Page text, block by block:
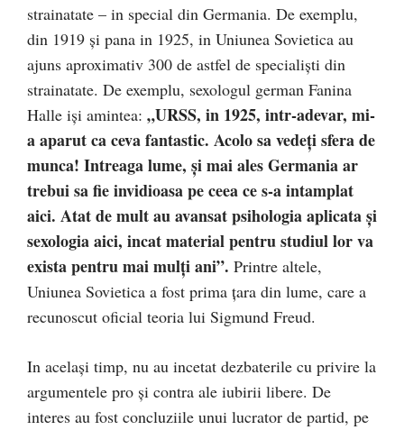
strainatate – in special din Germania. De exemplu,
din 1919 și pana in 1925, in Uniunea Sovietica au
ajuns aproximativ 300 de astfel de specialiști din
strainatate. De exemplu, sexologul german Fanina
Halle iși amintea: „URSS, in 1925, intr-adevar, mi-
a aparut ca ceva fantastic. Acolo sa vedeți sfera de
munca! Intreaga lume, și mai ales Germania ar
trebui sa fie invidioasa pe ceea ce s-a intamplat
aici. Atat de mult au avansat psihologia aplicata și
sexologia aici, incat material pentru studiul lor va
exista pentru mai mulți ani”. Printre altele,
Uniunea Sovietica a fost prima țara din lume, care a
recunoscut oficial teoria lui Sigmund Freud.
In același timp, nu au incetat dezbaterile cu privire la
argumentele pro și contra ale iubirii libere. De
interes au fost concluziile unui lucrator de partid, pe